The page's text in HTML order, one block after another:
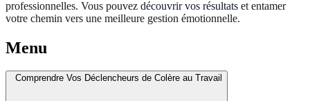
professionnelles. Vous pouvez découvrir vos résultats et entamer
votre chemin vers une meilleure gestion émotionnelle.
Menu
Comprendre Vos Déclencheurs de Colère au Travail